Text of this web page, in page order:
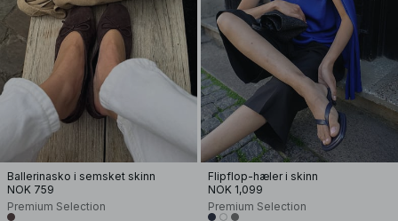
Ballerinasko i semsket skinn
NOK 759
Premium Selection
Flipflop-hæler i skinn
NOK 1,099
Premium Selection